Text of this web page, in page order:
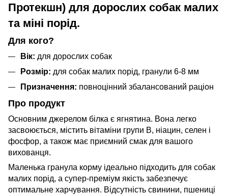
Протекшн) для дорослих собак малих
та міні порід.
Для кого?
Вік: для дорослих собак
Розмір: для собак малих порід, гранули 6-8 мм
Призначення: повноцінний збалансований раціон
Про продукт
Основним джерелом білка є ягнятина. Вона легко
засвоюється, містить вітаміни групи B, ніацин, селен і
фосфор, а також має приємний смак для вашого
вихованця.
Маленька гранула корму ідеально підходить для собак
малих порід, а супер-преміум якість забезпечує
оптимальне харчування. Відсутність свинини, пшениці